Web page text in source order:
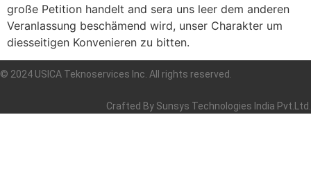
große Petition handelt and sera uns leer dem anderen
Veranlassung beschämend wird, unser Charakter um
diesseitigen Konvenieren zu bitten.
© 2024 USICA Teknoservices Inc. All rights reserved.
Crafted By Sunsys Technologies India Pvt.Ltd.